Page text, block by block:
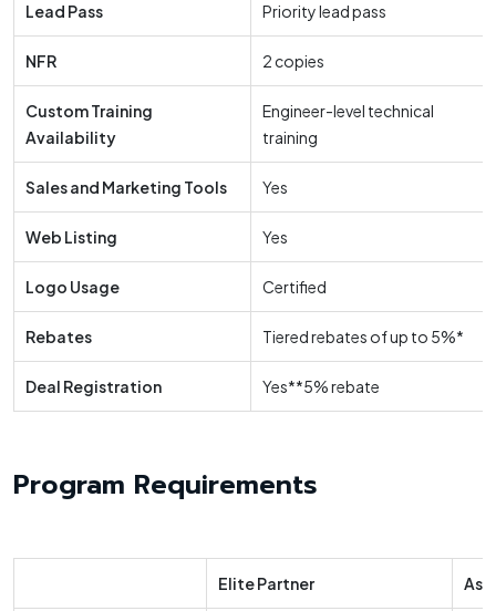
Lead Pass Priority lead pass
NFR 2 copies
Custom Training
Availability
Engineer-level technical
training
Sales and Marketing Tools Yes
Web Listing Yes
Logo Usage Certified
Rebates Tiered rebates of up to 5%*
Deal Registration Yes**5% rebate
Program Requirements
Elite Partner